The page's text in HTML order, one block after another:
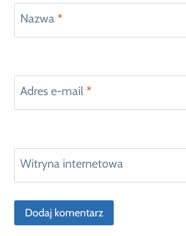
Nazwa *
Adres e-mail *
Witryna internetowa